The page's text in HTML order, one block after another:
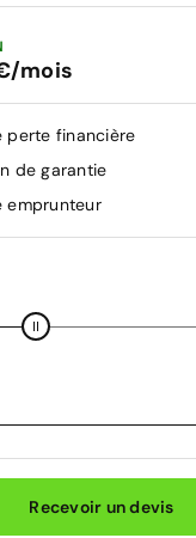
mois
perte financière
de garantie
emprunteur
Recevoir un devis